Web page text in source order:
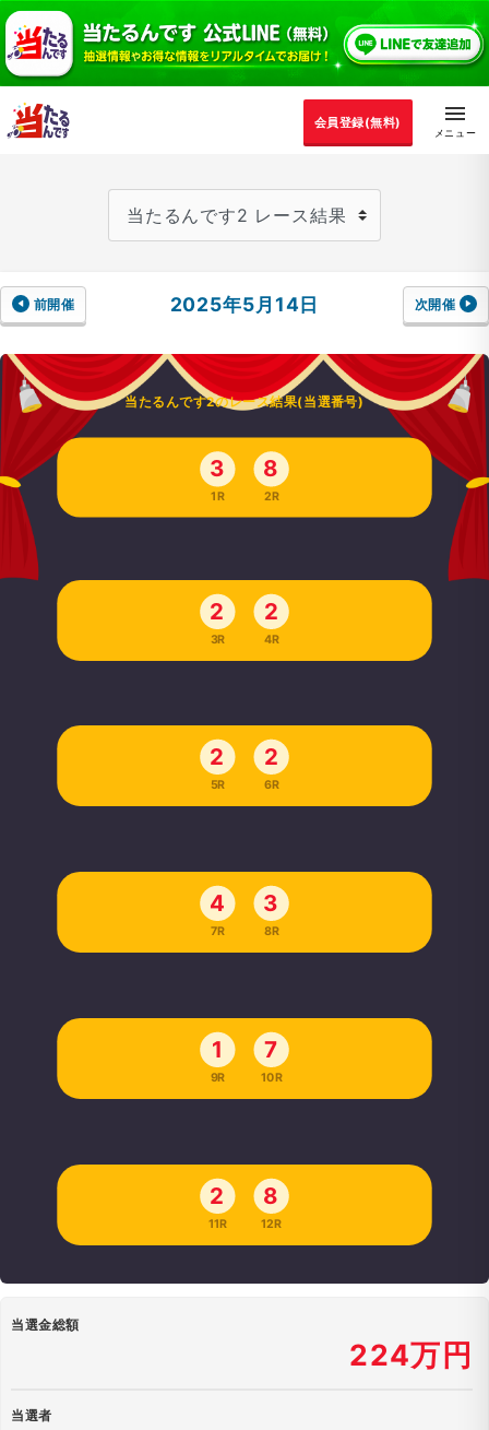
会員登録(無料)
前開催 2025年5月14日 次開催
当たるんです2のレース結果(当選番号)
3
1R
8
2R
2
3R
2
4R
2
5R
2
6R
4
7R
3
8R
1
9R
7
10R
2
11R
8
12R
当選金総額
224万円
当選者